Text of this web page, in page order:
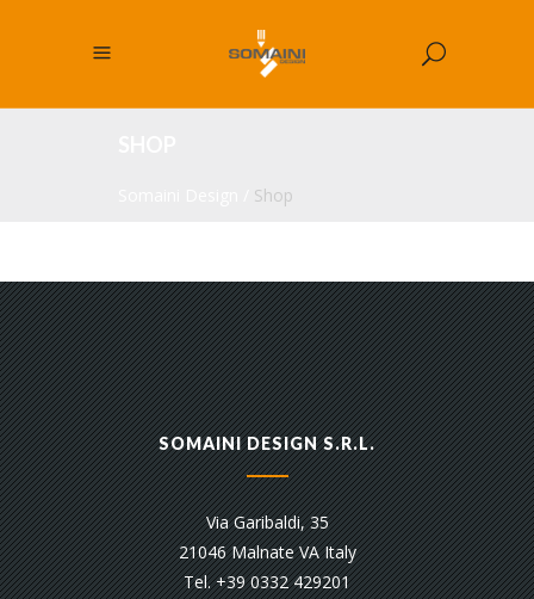
Shop
SOMAINI DESIGN S.R.L.
Via Garibaldi, 35
21046 Malnate VA Italy
Tel. +39 0332 429201